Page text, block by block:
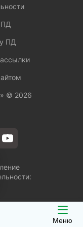
Меню
ПД
ПД
© 2026